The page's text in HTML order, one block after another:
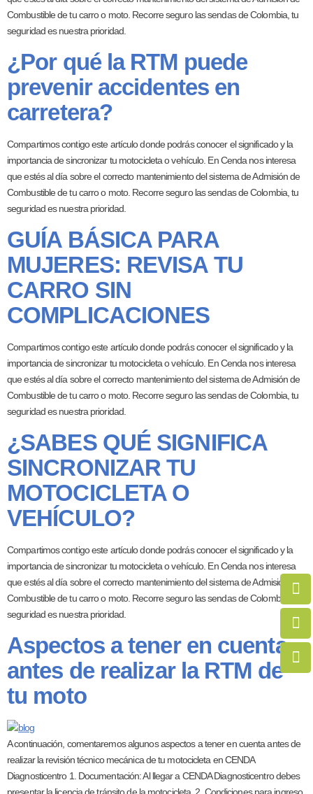
Combustible de tu carro o moto. Recorre seguro las sendas de Colombia, tu
seguridad es nuestra prioridad.
¿Por qué la RTM puede
prevenir accidentes en
carretera?
Compartimos contigo este artículo donde podrás conocer el significado y la
importancia de sincronizar tu motocicleta o vehículo. En Cenda nos interesa
que estés al día sobre el correcto mantenimiento del sistema de Admisión de
Combustible de tu carro o moto. Recorre seguro las sendas de Colombia, tu
seguridad es nuestra prioridad.
GUÍA BÁSICA PARA
MUJERES: REVISA TU
CARRO SIN
COMPLICACIONES
Compartimos contigo este artículo donde podrás conocer el significado y la
importancia de sincronizar tu motocicleta o vehículo. En Cenda nos interesa
que estés al día sobre el correcto mantenimiento del sistema de Admisión de
Combustible de tu carro o moto. Recorre seguro las sendas de Colombia, tu
seguridad es nuestra prioridad.
¿SABES QUÉ SIGNIFICA
SINCRONIZAR TU
MOTOCICLETA O
VEHÍCULO?
Compartimos contigo este artículo donde podrás conocer el significado y la
importancia de sincronizar tu motocicleta o vehículo. En Cenda nos interesa
que estés al día sobre el correcto mantenimiento del sistema de Admisión de
Combustible de tu carro o moto. Recorre seguro las sendas de Colombia, tu
seguridad es nuestra prioridad.
Aspectos a tener en cuenta
antes de realizar la RTM de
tu moto
A continuación, comentaremos algunos aspectos a tener en cuenta antes de
realizar la revisión técnico mecánica de tu motocicleta en CENDA
Diagnosticentro 1. Documentación: Al llegar a CENDA Diagnosticentro debes
presentar la licencia de tránsito de la motocicleta. 2. Condiciones para ingreso